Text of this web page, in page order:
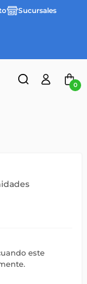
Sucursales
0
este